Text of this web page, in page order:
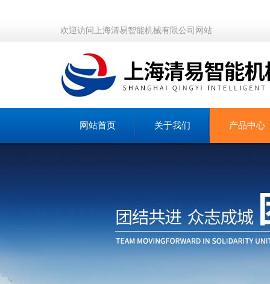
欢迎访问上海清易智能机械有限公司网站
网站首页 关于我们 产品中心